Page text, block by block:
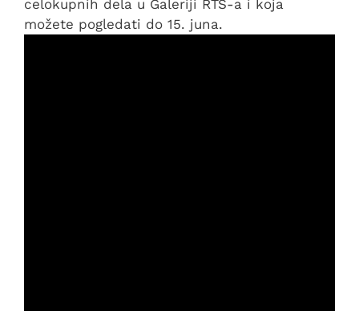
celokupnih dela u Galeriji RTS-a i koja
možete pogledati do 15. juna.